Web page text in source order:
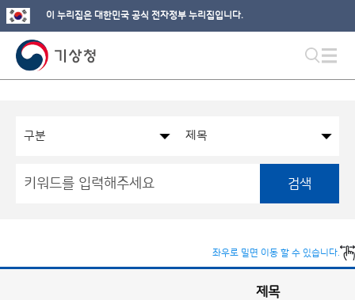
이 누리집은 대한민국 공식 전자정부 누리집입니다.
검색
좌우로 밀면 이동 할 수 있습니다.
제목